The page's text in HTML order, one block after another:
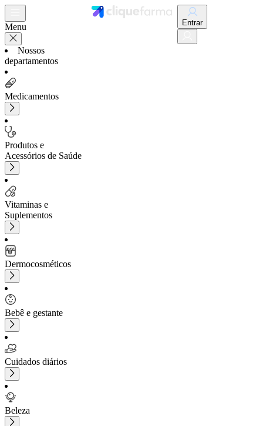
Menu
Nossos
departamentos
Medicamentos
Produtos e
Acessórios de Saúde
Vitaminas e
Suplementos
Dermocosméticos
Bebê e gestante
Cuidados diários
Beleza
Entrar